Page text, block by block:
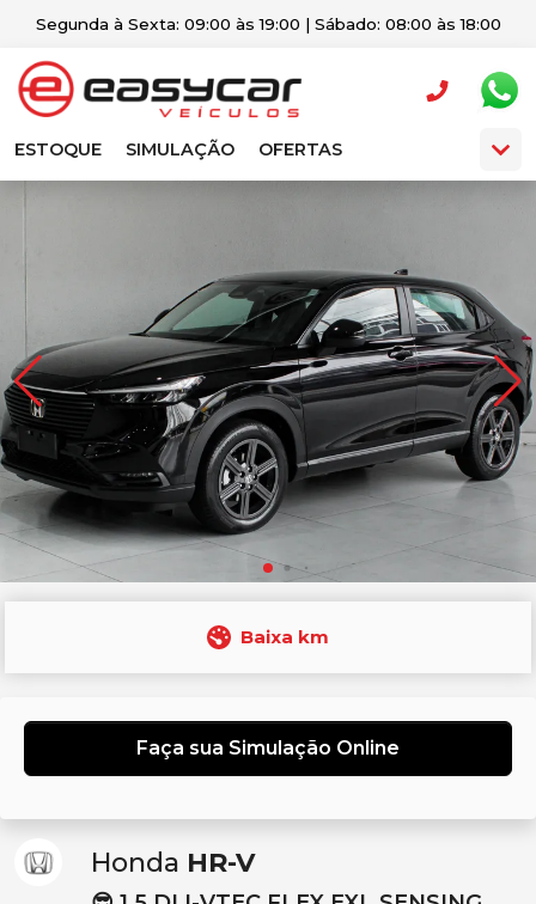
Segunda à Sexta: 09:00 às 19:00 | Sábado: 08:00 às 18:00
ESTOQUE SIMULAÇÃO OFERTAS
Baixa km
Faça sua Simulação Online
Honda HR-V